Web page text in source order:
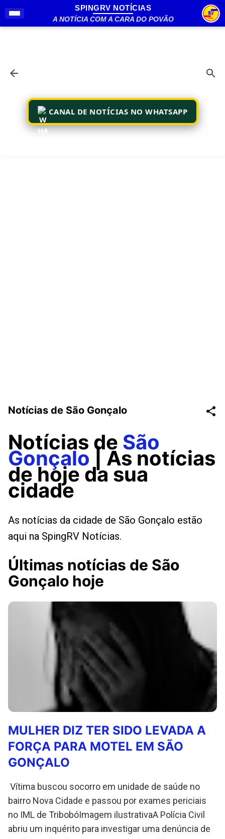
Pular para o conteúdo principal
SPINGRV NOTÍCIAS
A NOTÍCIA COM A CARA DO POVÃO
CANAL DE NOTÍCIAS NO WHATSAPP
Notícias de São Gonçalo
Notícias de São
Gonçalo | As notícias
de hoje da sua
cidade
As notícias da cidade de São Gonçalo estão
aqui na SpingRV Notícias.
Últimas notícias de São
Gonçalo hoje
MULHER DIZ TER SIDO LEVADA A
FORÇA PARA MOTEL EM SÃO
GONÇALO
Vítima buscou socorro em unidade de saúde no
bairro Nova Cidade e passou por exames periciais
no IML de TribobóImagem ilustrativaA Polícia Civil
abriu um inquérito para investigar uma denúncia de